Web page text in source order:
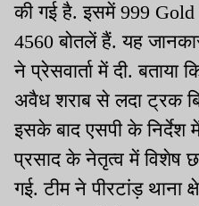
की गई है. इसमें 999
4560 बोतलें हैं. यह
ने प्रेसवार्ता में दी. बताया
अवैध शराब से लदा ट्रक
इसके बाद एसपी के निर्देश
प्रसाद के नेतृत्व में विशेष
गई. टीम ने पीरटांड़ थाना